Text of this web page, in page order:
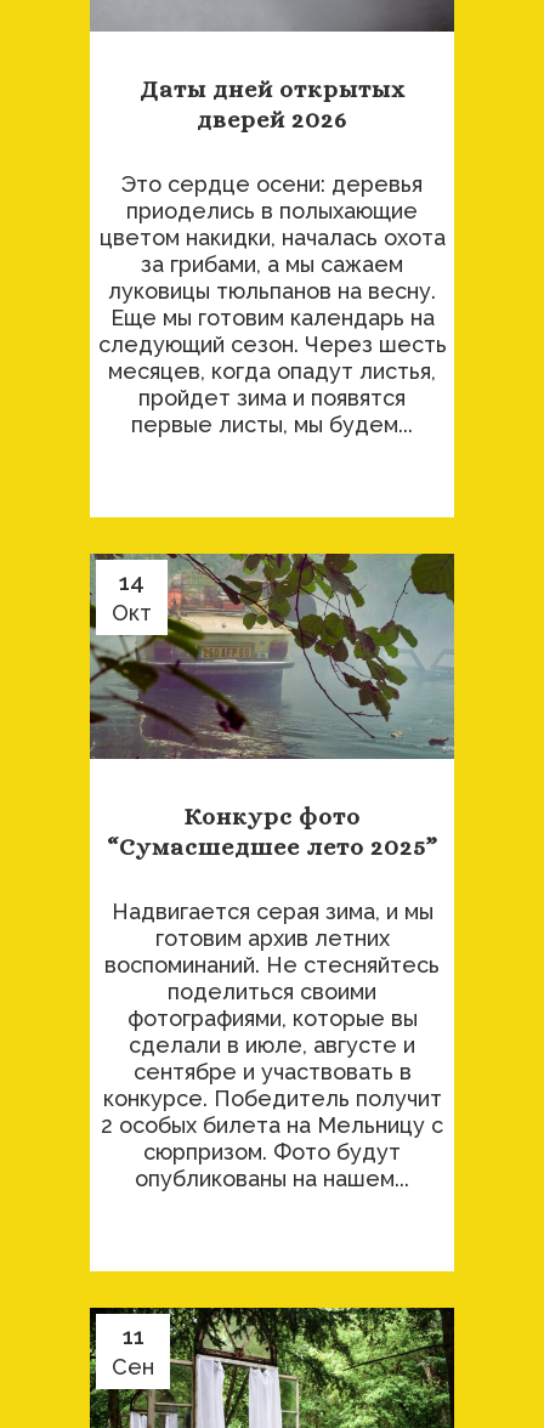
Даты дней открытых
дверей 2026
Это сердце осени: деревья
приоделись в полыхающие
цветом накидки, началась охота
за грибами, а мы сажаем
луковицы тюльпанов на весну.
Еще мы готовим календарь на
следующий сезон. Через шесть
месяцев, когда опадут листья,
пройдет зима и появятся
первые листы, мы будем...
14
Окт
Конкурс фото
“Сумасшедшее лето 2025”
Надвигается серая зима, и мы
готовим архив летних
воспоминаний. Не стесняйтесь
поделиться своими
фотографиями, которые вы
сделали в июле, августе и
сентябре и участвовать в
конкурсе. Победитель получит
2 особых билета на Мельницу с
сюрпризом. Фото будут
опубликованы на нашем...
11
Сен